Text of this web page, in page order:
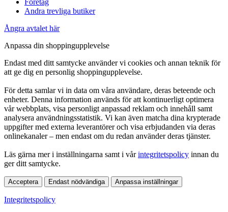
Företag
Andra trevliga butiker
Ångra avtalet här
Anpassa din shoppingupplevelse
Endast med ditt samtycke använder vi cookies och annan teknik för
att ge dig en personlig shoppingupplevelse.
För detta samlar vi in data om våra användare, deras beteende och
enheter. Denna information används för att kontinuerligt optimera
vår webbplats, visa personligt anpassad reklam och innehåll samt
analysera användningsstatistik. Vi kan även matcha dina krypterade
uppgifter med externa leverantörer och visa erbjudanden via deras
onlinekanaler – men endast om du redan använder deras tjänster.
Läs gärna mer i inställningarna samt i vårintegritetspolicy innan du
ger ditt samtycke.
Acceptera Endast nödvändiga Anpassa inställningar
Integritetspolicy